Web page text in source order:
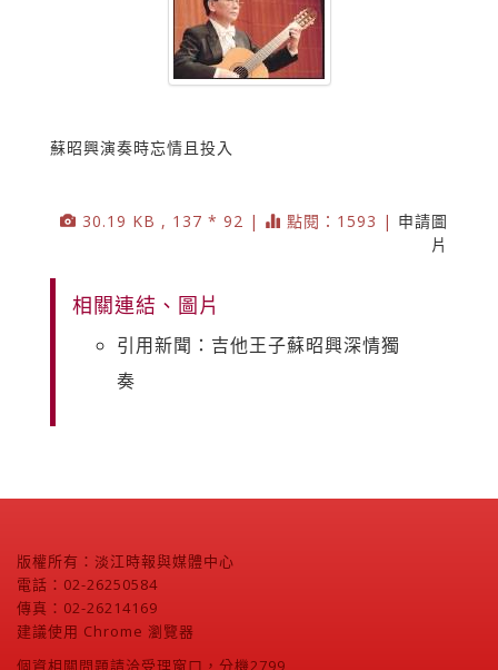
蘇昭興演奏時忘情且投入
30.19 KB , 137 * 92 | 點閱：1593 | 申請圖
片
相關連結、圖片
引用新聞：吉他王子蘇昭興深情獨
奏
版權所有：淡江時報與媒體中心
電話：02-26250584
傳真：02-26214169
建議使用 Chrome 瀏覽器
個資相關問題請洽受理窗口，分機2799